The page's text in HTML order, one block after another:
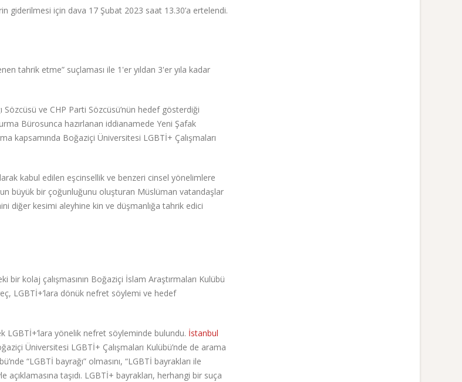
giderilmesi için dava 17 Şubat 2023 saat 13.30’a ertelendi.
tahrik etme” suçlaması ile 1'er yıldan 3'er yıla kadar
Sözcüsü ve CHP Parti Sözcüsü’nün hedef gösterdiği
Bürosunca hazırlanan iddianamede Yeni Şafak
kapsamında Boğaziçi Üniversitesi LGBTİ+ Çalışmaları
kabul edilen eşcinsellik ve benzeri cinsel yönelimlere
büyük bir çoğunluğunu oluşturan Müslüman vatandaşlar
diğer kesimi aleyhine kin ve düşmanlığa tahrik edici
bir kolaj çalışmasının Boğaziçi İslam Araştırmaları Kulübü
LGBTİ+’lara dönük nefret söylemi ve hedef
LGBTİ+’lara yönelik nefret söyleminde bulundu. İstanbul
Üniversitesi LGBTİ+ Çalışmaları Kulübü’nde de arama
“LGBTİ bayrağı” olmasını, “LGBTİ bayrakları ile
taşıdı. LGBTİ+ bayrakları, herhangi bir suça